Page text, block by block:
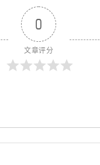
0
文章评分